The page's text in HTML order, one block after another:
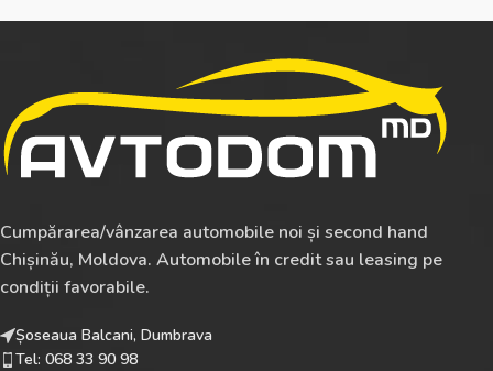
Cumpărarea/vânzarea automobile noi și second hand
Chișinău, Moldova. Automobile în credit sau leasing pe
condiții favorabile.
Șoseaua Balcani, Dumbrava
Tel: 068 33 90 98